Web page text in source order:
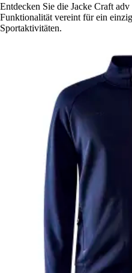
Entdecken Sie die Jacke Craft
Funktionalität vereint für ein
Sportaktivitäten.